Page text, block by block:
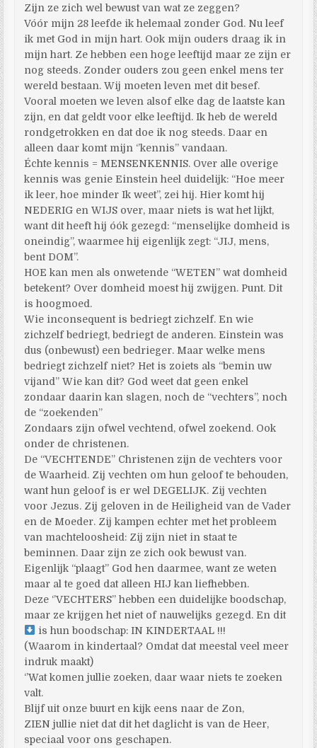
Zijn ze zich wel bewust van wat ze zeggen?
Vóór mijn 28 leefde ik helemaal zonder God. Nu leef
ik met God in mijn hart. Ook mijn ouders draag ik in
mijn hart. Ze hebben een hoge leeftijd maar ze zijn er
nog steeds. Zonder ouders zou geen enkel mens ter
wereld bestaan. Wij moeten leven met dit besef.
Vooral moeten we leven alsof elke dag de laatste kan
zijn, en dat geldt voor elke leeftijd. Ik heb de wereld
rondgetrokken en dat doe ik nog steeds. Daar en
alleen daar komt mijn ‘’kennis’’ vandaan.
Échte kennis = MENSENKENNIS. Over alle overige
kennis was genie Einstein heel duidelijk: “Hoe meer
ik leer, hoe minder Ik weet”, zei hij. Hier komt hij
NEDERIG en WIJS over, maar niets is wat het lijkt,
want dit heeft hij óók gezegd: “menselijke domheid is
oneindig”, waarmee hij eigenlijk zegt: “JIJ, mens,
bent DOM”.
HOE kan men als onwetende “WETEN” wat domheid
betekent? Over domheid moest hij zwijgen. Punt. Dit
is hoogmoed.
Wie inconsequent is bedriegt zichzelf. En wie
zichzelf bedriegt, bedriegt de anderen. Einstein was
dus (onbewust) een bedrieger. Maar welke mens
bedriegt zichzelf niet? Het is zoiets als “bemin uw
vijand” Wie kan dit? God weet dat geen enkel
zondaar daarin kan slagen, noch de “vechters”, noch
de “zoekenden”
Zondaars zijn ofwel vechtend, ofwel zoekend. Ook
onder de christenen.
De “VECHTENDE” Christenen zijn de vechters voor
de Waarheid. Zij vechten om hun geloof te behouden,
want hun geloof is er wel DEGELIJK. Zij vechten
voor Jezus. Zij geloven in de Heiligheid van de Vader
en de Moeder. Zij kampen echter met het probleem
van machteloosheid: Zij zijn niet in staat te
beminnen. Daar zijn ze zich ook bewust van.
Eigenlijk “plaagt” God hen daarmee, want ze weten
maar al te goed dat alleen HIJ kan liefhebben.
Deze ‘’VECHTERS’’ hebben een duidelijke boodschap,
maar ze krijgen het niet of nauwelijks gezegd. En dit
is hun boodschap: IN KINDERTAAL !!!
(Waarom in kindertaal? Omdat dat meestal veel meer
indruk maakt)
‘’Wat komen jullie zoeken, daar waar niets te zoeken
valt.
Blijf uit onze buurt en kijk eens naar de Zon,
ZIEN jullie niet dat dit het daglicht is van de Heer,
speciaal voor ons geschapen.